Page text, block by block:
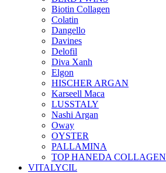
Biotin Collagen
Colatin
Dangello
Davines
Delofil
Diva Xanh
Elgon
HISCHER ARGAN
Karseell Maca
LUSSTALY
Nashi Argan
Oway
OYSTER
PALLAMINA
TOP HANEDA COLLAGEN
VITALYCIL